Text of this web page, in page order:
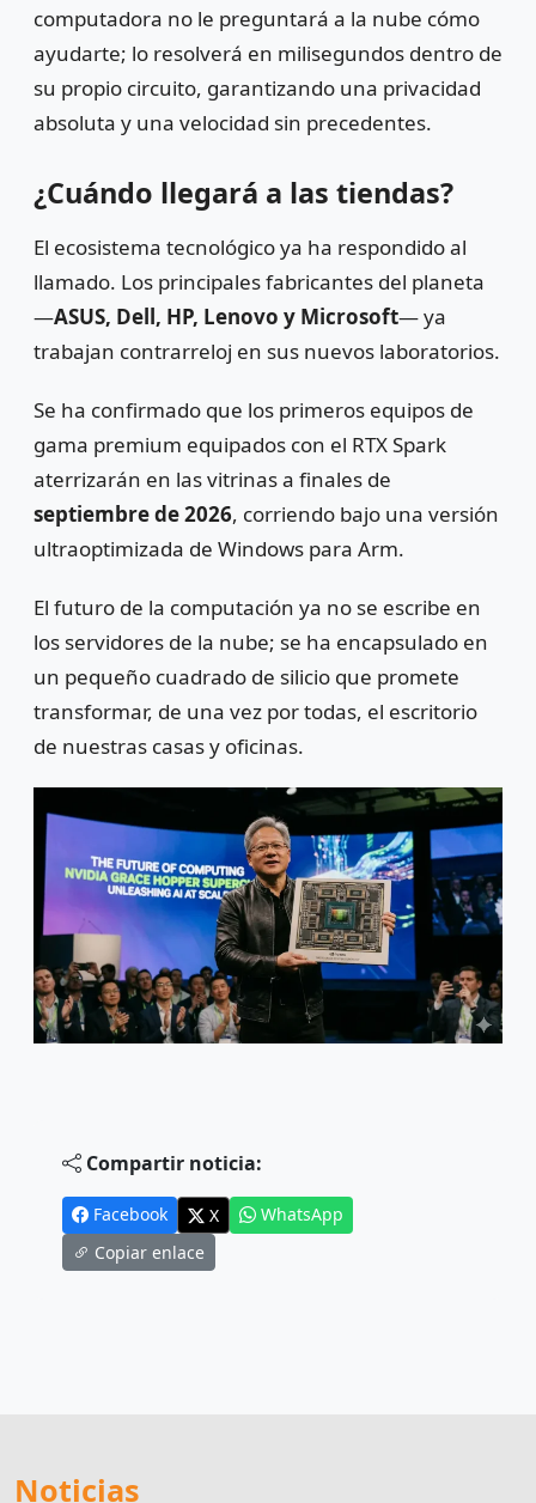
computadora no le preguntará a la nube cómo
ayudarte; lo resolverá en milisegundos dentro de
su propio circuito, garantizando una privacidad
absoluta y una velocidad sin precedentes.
¿Cuándo llegará a las tiendas?
El ecosistema tecnológico ya ha respondido al
llamado. Los principales fabricantes del planeta
—ASUS, Dell, HP, Lenovo y Microsoft— ya
trabajan contrarreloj en sus nuevos laboratorios.
Se ha confirmado que los primeros equipos de
gama premium equipados con el RTX Spark
aterrizarán en las vitrinas a finales de
septiembre de 2026, corriendo bajo una versión
ultraoptimizada de Windows para Arm.
El futuro de la computación ya no se escribe en
los servidores de la nube; se ha encapsulado en
un pequeño cuadrado de silicio que promete
transformar, de una vez por todas, el escritorio
de nuestras casas y oficinas.
Compartir noticia:
Facebook X
WhatsApp
Copiar enlace
Noticias